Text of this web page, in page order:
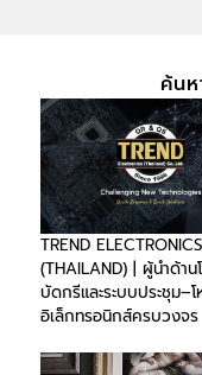
ค้น
TREND ELECTRONICS
(THAILAND) | ผู้นำด้าน
บัดกรีและระบบประชุม–
อิเล็กทรอนิกส์ครบวงจร